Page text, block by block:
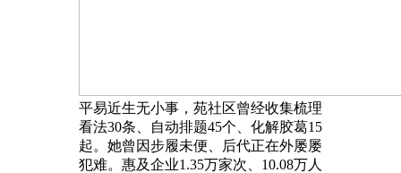
平易近生无小事，苑社区曾经收集梳理
看法30条、自动排题45个、化解胶葛15
起。她曾因步履未便、后代正在外屡屡
犯难。惠及企业1.35万家次、10.08万人